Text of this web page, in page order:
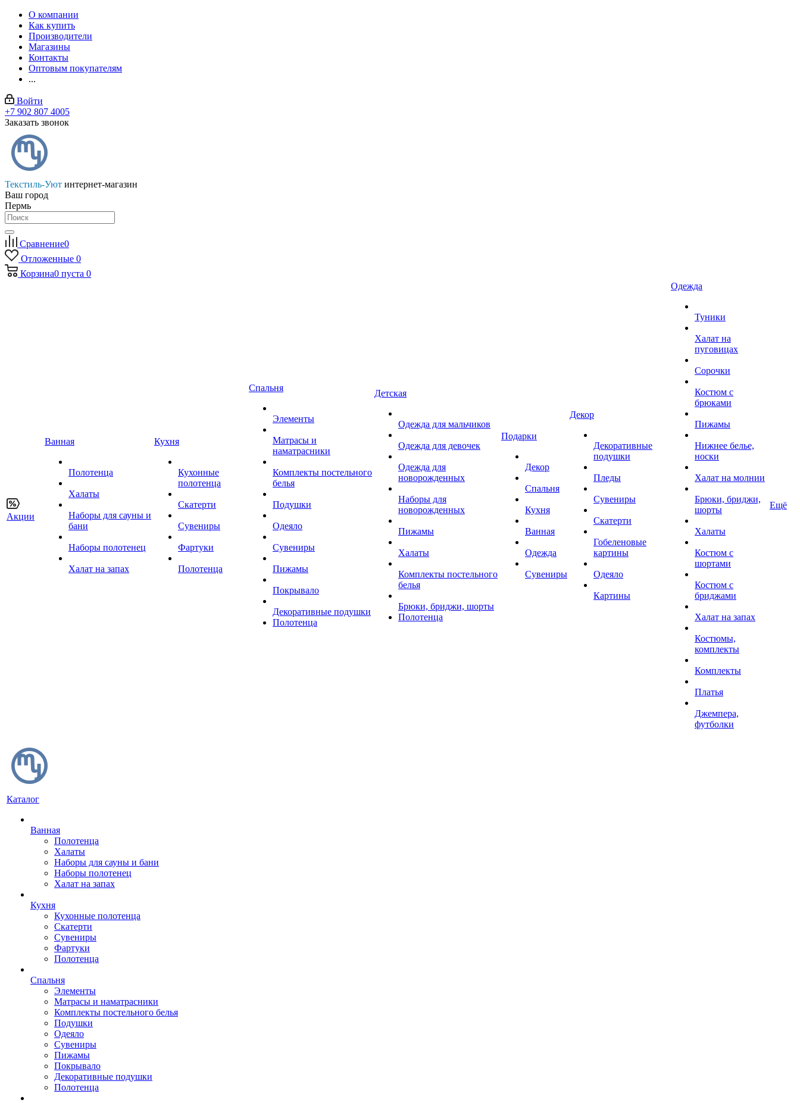
О компании
Как купить
Производители
Магазины
Контакты
Оптовым покупателям
...
Войти
+7 902 807 4005
Заказать звонок
Текстиль-Уют интернет-магазин
Ваш город
Пермь
Сравнение0
Отложенные 0
Корзина0 пуста 0
Акции
Ванная
Полотенца
Халаты
Наборы для сауны и
бани
Наборы полотенец
Халат на запах
Кухня
Кухонные
полотенца
Скатерти
Сувениры
Фартуки
Полотенца
Спальня
Элементы
Матрасы и
наматрасники
Комплекты постельного
белья
Подушки
Одеяло
Сувениры
Пижамы
Покрывало
Декоративные подушки
Полотенца
Детская
Одежда для мальчиков
Одежда для девочек
Одежда для
новорожденных
Наборы для
новорожденных
Пижамы
Халаты
Комплекты постельного
белья
Брюки, бриджи, шорты
Полотенца
Подарки
Декор
Спальня
Кухня
Ванная
Одежда
Сувениры
Декор
Декоративные
подушки
Пледы
Сувениры
Скатерти
Гобеленовые
картины
Одеяло
Картины
Одежда
Туники
Халат на
пуговицах
Сорочки
Костюм с
брюками
Пижамы
Нижнее белье,
носки
Халат на молнии
Брюки, бриджи,
шорты
Халаты
Костюм с
шортами
Костюм с
бриджами
Халат на запах
Костюмы,
комплекты
Комплекты
Платья
Джемпера,
футболки
Ещё
Каталог
Ванная
Полотенца
Халаты
Наборы для сауны и бани
Наборы полотенец
Халат на запах
Кухня
Кухонные полотенца
Скатерти
Сувениры
Фартуки
Полотенца
Спальня
Элементы
Матрасы и наматрасники
Комплекты постельного белья
Подушки
Одеяло
Сувениры
Пижамы
Покрывало
Декоративные подушки
Полотенца